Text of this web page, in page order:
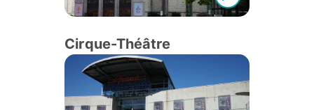
Cirque-Théâtre